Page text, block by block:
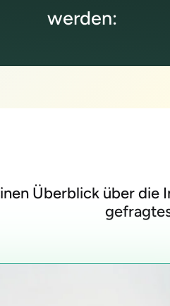
werden:
Überblick über die